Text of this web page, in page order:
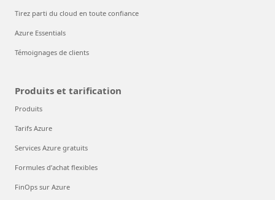
Tirez parti du cloud en toute confiance
Azure Essentials
Témoignages de clients
Produits et tarification
Produits
Tarifs Azure
Services Azure gratuits
Formules d’achat flexibles
FinOps sur Azure